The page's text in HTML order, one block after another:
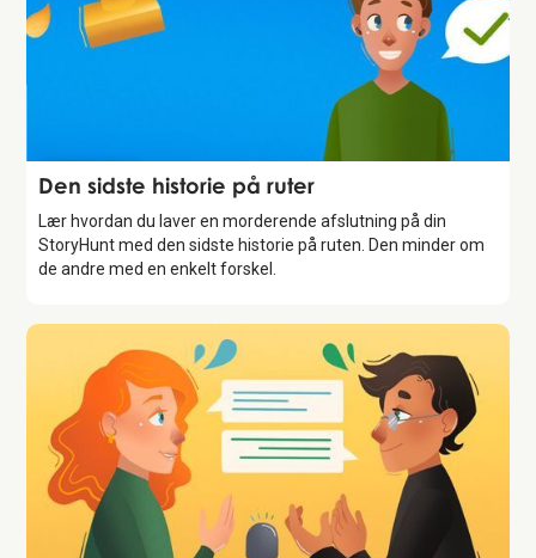
Storytelling
Den sidste historie på ruter
Lær hvordan du laver en morderende afslutning på din
StoryHunt med den sidste historie på ruten. Den minder om
de andre med en enkelt forskel.